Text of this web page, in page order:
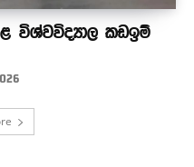
විශ්වවිද්‍යාල කඩඉම්